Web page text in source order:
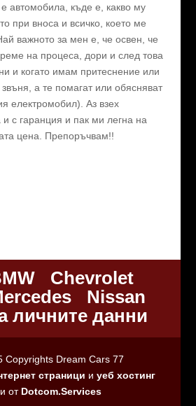
автомобила, къде е, какво му
при вноса и всичко, което ме
важното за мен е, че освен, че
на процеса, дори и след това
и когато имам притеснение или
а те помагат или обясняват
електромобил). Аз взех
и с гаранция и пак ми легна на
цена. Препоръчвам!!
Chevrolet
Nissan
личните данни
Copyrights Dream Cars 77
страници и уеб хостинг
от Dotcom.Services